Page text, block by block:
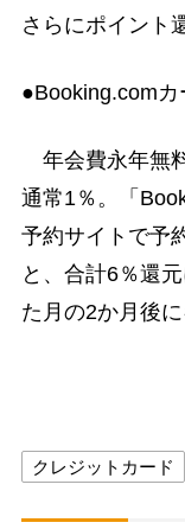
さらにポイント
●Booking.comカ
年会費永年無
通常1％。「
予約サイトで予
と、合計6％還
た月の2か月後
クレジットカード